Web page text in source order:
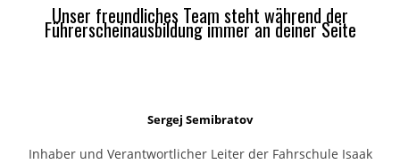
Unser freundliches Team steht während der
Führerscheinausbildung immer an deiner Seite
Sergej Semibratov
Inhaber und Verantwortlicher Leiter der Fahrschule Isaak